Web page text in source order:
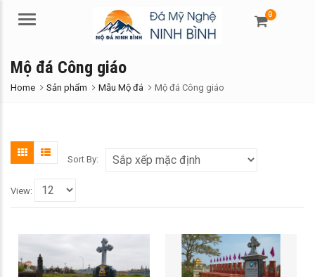
Menu
0
Mộ đá Công giáo
Home Sản phẩm Mẫu Mộ đá Mộ đá Công giáo
Sort By:
View: